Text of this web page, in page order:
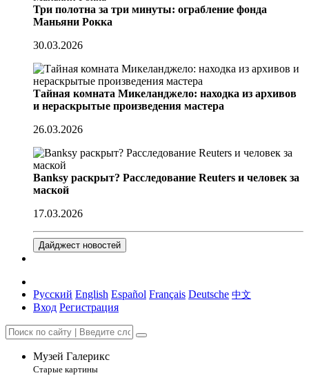
Три полотна за три минуты: ограбление фонда
Маньяни Рокка
30.03.2026
Тайная комната Микеланджело: находка из архивов
и нераскрытые произведения мастера
26.03.2026
Banksy раскрыт? Расследование Reuters и человек за
маской
17.03.2026
Дайджест новостей
Русский English Español Français Deutsche 中文
Вход Регистрация
Музей Галерикс
Старые картины